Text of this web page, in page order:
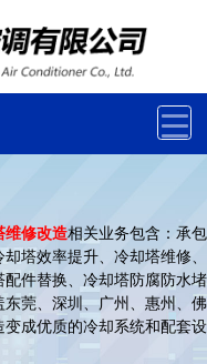
维修改造相关业务包含：承包
塔效率提升、冷却塔维修、
件替换、冷却塔防腐防水堵
莞、深圳、广州、惠州、佛
成优质的冷却系统和配套设